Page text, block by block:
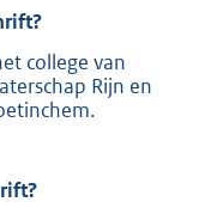
college van
Rijn en